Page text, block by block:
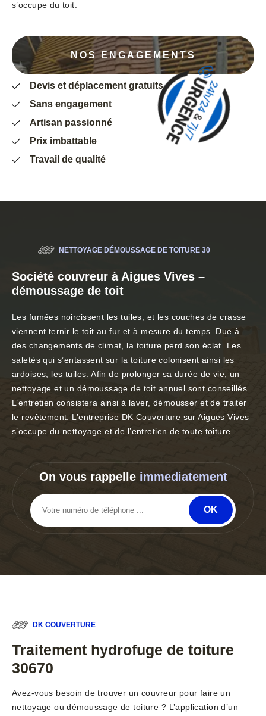
s’occupe du toit.
NOS ENGAGEMENTS
Devis et déplacement gratuits
Sans engagement
Artisan passionné
Prix imbattable
Travail de qualité
NETTOYAGE DÉMOUSSAGE DE TOITURE 30
Société couvreur à Aigues Vives –
démoussage de toit
Les fumées noircissent les tuiles, et les couches de crasse
viennent ternir le toit au fur et à mesure du temps. Due à
des changements de climat, la toiture perd son éclat. Les
saletés qui s’entassent sur la toiture colonisent ainsi les
ardoises, les tuiles. Afin de prolonger sa durée de vie, un
nettoyage et un démoussage de toit annuel sont conseillés.
L’entretien consistera ainsi à laver, démousser et de traiter
le revêtement. L’entreprise DK Couverture sur Aigues Vives
s’occupe du nettoyage et de l’entretien de toute toiture.
On vous rappelle immediatement
DK COUVERTURE
Traitement hydrofuge de toiture
30670
Avez-vous besoin de trouver un couvreur pour faire un
nettoyage ou démoussage de toiture ? L’application d’un